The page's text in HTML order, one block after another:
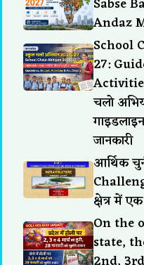
Andaz
School
27:
चलो
जानकारी
आर्थिक
क्षेत्र में
On the
state,